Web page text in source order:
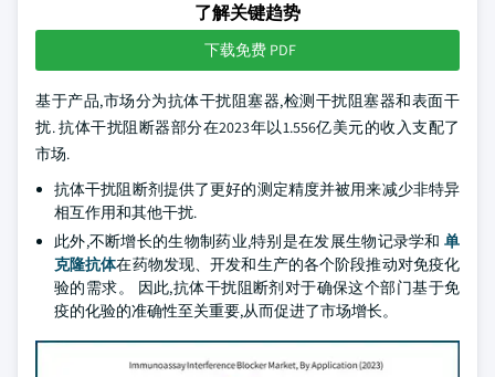
了解关键趋势
下载免费 PDF
基于产品,市场分为抗体干扰阻塞器,检测干扰阻塞器和表面干
扰. 抗体干扰阻断器部分在2023年以1.556亿美元的收入支配了
市场.
抗体干扰阻断剂提供了更好的测定精度并被用来减少非特异
相互作用和其他干扰.
此外,不断增长的生物制药业,特别是在发展生物记录学和 单
克隆抗体在药物发现、开发和生产的各个阶段推动对免疫化
验的需求。 因此,抗体干扰阻断剂对于确保这个部门基于免
疫的化验的准确性至关重要,从而促进了市场增长。